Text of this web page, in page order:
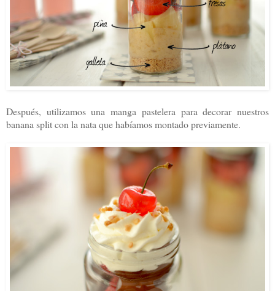
Después, utilizamos una manga pastelera para decorar nuestros
banana split con la nata que habíamos montado previamente.